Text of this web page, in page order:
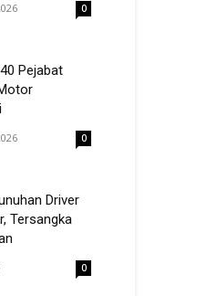
0
Pejabat
0
Driver
Tersangka
0